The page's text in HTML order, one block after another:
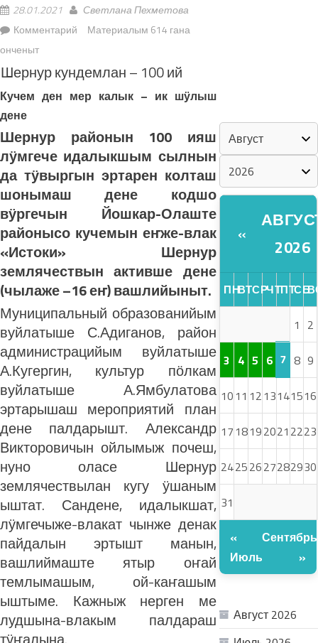
28.01.2021
Светлана Пехметова
Комментарий
Материалым 614 гана
онченыт
Шернур кундемлан – 100 ий
Кучем ден мер калык – ик шӱлыш
дене
Шернур районын 100 ияш
лӱмгече идалыкшым сылнын
да тӱвыргын эртарен колташ
шонымаш дене кодшо
вӱргечын Йошкар-Олаште
районысо кучемын еҥже-влак
«Истоки» Шернур
землячествын активше дене
(чылаже –16 еҥ) вашлийыныт.
Муниципальный образованийым
вуйлатыше С.Адиганов, район
администрацийым вуйлатыше
А.Кугергин, культур пӧлкам
вуйлатыше А.Ямбулатова
эртарышаш мероприятий план
дене палдарышт. Александр
Викторовичын ойлымыж почеш,
нуно оласе Шернур
землячествылан кугу ӱшаным
ыштат. Сандене, идалыкшат,
лӱмгечыже-влакат чынже денак
пайдалын эртышт манын,
вашлиймаште ятыр оҥай
темлымашым, ой-каҥашым
ыштыме. Кажныж нерген ме
лудшына-влакым палдараш
«
2026
ПНВТСРЧТПТСБ
1 2
3 4 5 6 7 8 9
1011 1213141516
1718192021 2223
24252627282930
31
«
Июль
Сентябрь
»
Август 2026